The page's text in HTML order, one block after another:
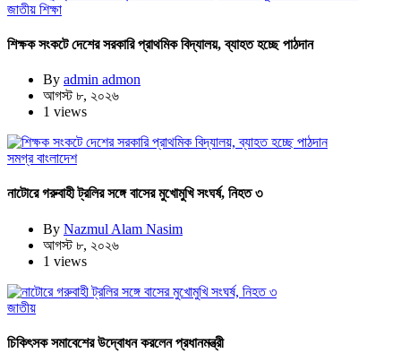
জাতীয় শিক্ষা
শিক্ষক সংকটে দেশের সরকারি প্রাথমিক বিদ্যালয়, ব্যাহত হচ্ছে পাঠদান
By admin admon
আগস্ট ৮, ২০২৬
1 views
সমগ্র বাংলাদেশ
নাটোরে গরুবাহী ট্রলির সঙ্গে বাসের মুখোমুখি সংঘর্ষ, নিহত ৩
By Nazmul Alam Nasim
আগস্ট ৮, ২০২৬
1 views
জাতীয়
চিকিৎসক সমাবেশের উদ্বোধন করলেন প্রধানমন্ত্রী